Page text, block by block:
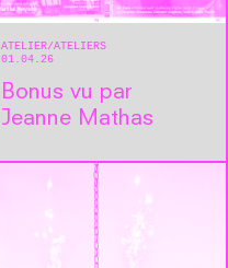
ATELIER ATELIERS
01.04.26
Bonus vu par
Jeanne Mathas